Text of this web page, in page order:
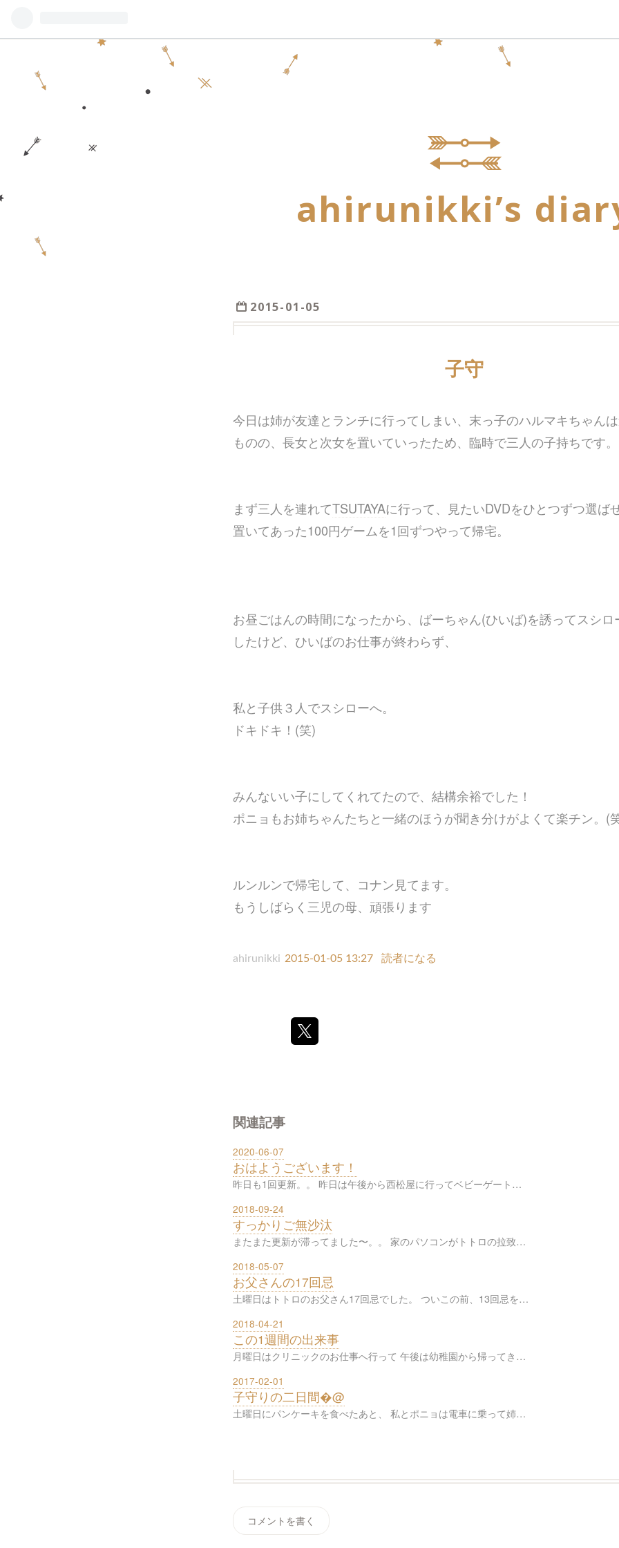
ahirunikki’s
2015-01 -05
子守
今日は姉が友達とランチに行ってしまい、末っ子のハルマキちゃん
ものの、長女と次女を置いていったため、臨時で三人の子持ちです
まず三人を連れてTSUTAYAに行って、見たいDVDをひとつずつ選ば
置いてあった100円ゲームを1回ずつやって帰宅。
お昼ごはんの時間になったから、ばーちゃん(ひいば)を誘ってスシ
したけど、ひいばのお仕事が終わらず、
私と子供３人でスシローへ。
ドキドキ！(笑)
みんないい子にしてくれてたので、結構余裕でした！
ポニョもお姉ちゃんたちと一緒のほうが聞き分けがよくて楽チン。(
ルンルンで帰宅して、コナン見てます。
もうしばらく三児の母、頑張ります
ahirunikki 2015-01-05 13:27 読者になる
関連記事
2020-06-07
おはようございます！
昨日も1回更新。。 昨日は午後から西松屋に行ってベビーゲート…
2018-09-24
すっかりご無沙汰
またまた更新が滞ってました〜。。 家のパソコンがトトロの拉致…
2018-05-07
お父さんの17回忌
土曜日はトトロのお父さん17回忌でした。 ついこの前、13回忌を…
2018-04-21
この1週間の出来事
月曜日はクリニックのお仕事へ行って 午後は幼稚園から帰ってき…
2017-02-01
子守りの二日間�@
土曜日にパンケーキを食べたあと、 私とポニョは電車に乗って姉…
コメントを書く